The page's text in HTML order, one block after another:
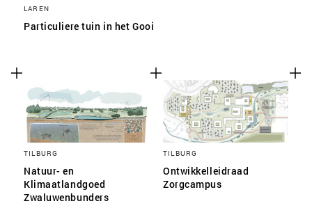
LAREN
Particuliere tuin in het Gooi
TILBURG
Natuur- en
Klimaatlandgoed
Zwaluwenbunders
TILBURG
Ontwikkelleidraad
Zorgcampus